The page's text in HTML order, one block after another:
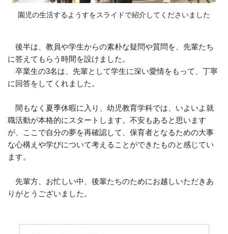
園児の生活するようすをスライドで紹介してくださいました
後半は、教員や学生からの素朴な疑問や質問を、先輩たち
に答えてもらう時間を設けました。
卒業生の3名は、先輩として学生に深い愛情をもって、丁寧
に回答をしてくれました。
間もなく夏季休暇に入り、幼児教育学科では、いよいよ就
職活動が本格的にスタートします。不安もあると思います
が、ここで自分の夢を再確認して、保育者となるための大事
な心構えや学びについて考えることができたものと感じてい
ます。
先輩方、お忙しい中、後輩たちのためにお越しいただきあ
りがとうございました。